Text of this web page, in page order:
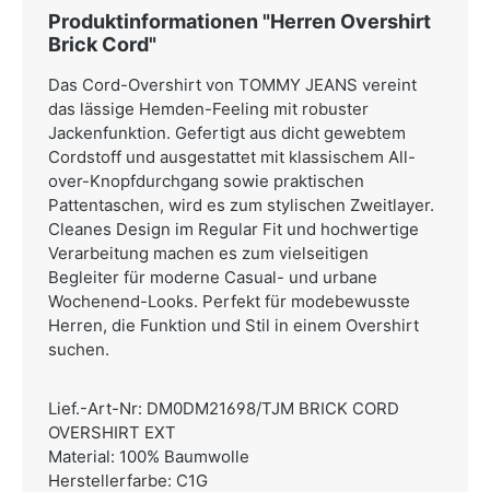
Produktinformationen "Herren Overshirt
Brick Cord"
Das Cord-Overshirt von TOMMY JEANS vereint
das lässige Hemden-Feeling mit robuster
Jackenfunktion. Gefertigt aus dicht gewebtem
Cordstoff und ausgestattet mit klassischem All-
over-Knopfdurchgang sowie praktischen
Pattentaschen, wird es zum stylischen Zweitlayer.
Cleanes Design im Regular Fit und hochwertige
Verarbeitung machen es zum vielseitigen
Begleiter für moderne Casual- und urbane
Wochenend-Looks. Perfekt für modebewusste
Herren, die Funktion und Stil in einem Overshirt
suchen.
Lief.-Art-Nr: DM0DM21698/TJM BRICK CORD
OVERSHIRT EXT
Material: 100% Baumwolle
Herstellerfarbe: C1G